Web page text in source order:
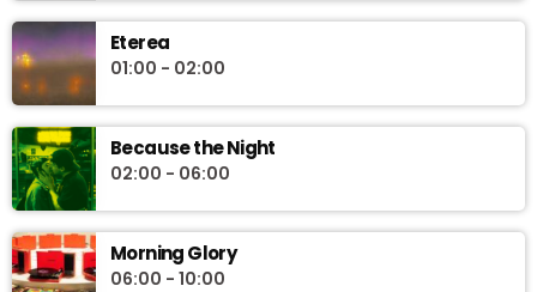
Eterea
01:00 - 02:00
Because the Night
02:00 - 06:00
Morning Glory
06:00 - 10:00